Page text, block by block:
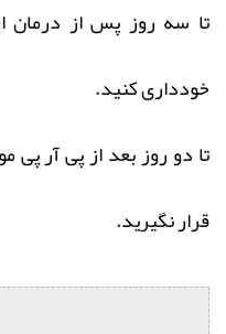
تا سه روز پس از درمان
خودداری کنید.
تا دو روز بعد از پی آر
قرار نگیرید.